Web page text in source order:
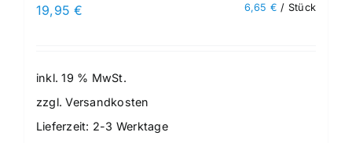
19,95€ 6,65 € / Stück
inkl. 19 % MwSt.
zzgl.Versandkosten
Lieferzeit: 2-3 Werktage